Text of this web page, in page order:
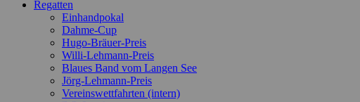
Regatten
Einhandpokal
Dahme-Cup
Hugo-Bräuer-Preis
Willi-Lehmann-Preis
Blaues Band vom Langen See
Jörg-Lehmann-Preis
Vereinswettfahrten (intern)